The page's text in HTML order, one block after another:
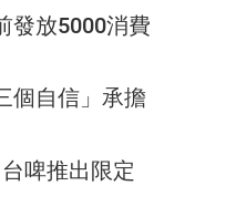
發放5000消費
個自信」承擔
啤推出限定